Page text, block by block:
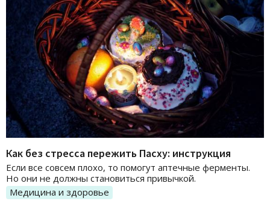
Как без стресса пережить Пасху: инструкция
Если все совсем плохо, то помогут аптечные ферменты.
Но они не должны становиться привычкой.
Медицина и здоровье